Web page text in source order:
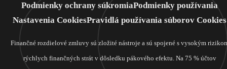
Podmienky ochrany súkromiaPodmienky používania
Nastavenia CookiesPravidlá používania súborov Cookies
Finančné rozdielové zmluvy sú zložité nástroje a sú spojené s vysokým
rýchlych finančných strát v dôsledku pákového efektu. Na 75 % účtov